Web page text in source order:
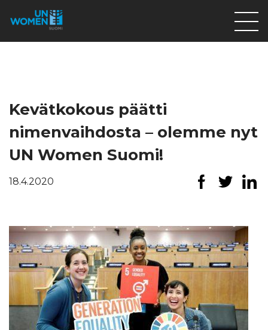
Ajankohtaista
Tietoa meistä
Lahjoita
Etsi
Kevätkokous päätti
nimenvaihdosta – olemme nyt
UN Women Suomi!
18.4.2020